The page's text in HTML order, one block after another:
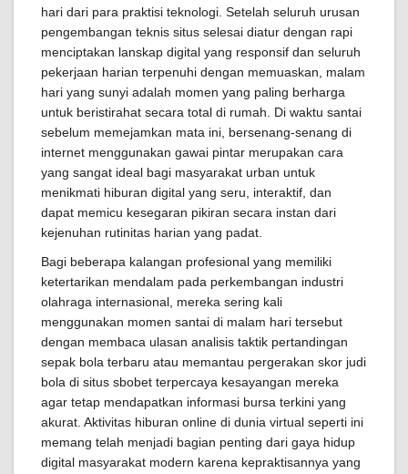
hari dari para praktisi teknologi. Setelah seluruh urusan
pengembangan teknis situs selesai diatur dengan rapi
menciptakan lanskap digital yang responsif dan seluruh
pekerjaan harian terpenuhi dengan memuaskan, malam
hari yang sunyi adalah momen yang paling berharga
untuk beristirahat secara total di rumah. Di waktu santai
sebelum memejamkan mata ini, bersenang-senang di
internet menggunakan gawai pintar merupakan cara
yang sangat ideal bagi masyarakat urban untuk
menikmati hiburan digital yang seru, interaktif, dan
dapat memicu kesegaran pikiran secara instan dari
kejenuhan rutinitas harian yang padat.
Bagi beberapa kalangan profesional yang memiliki
ketertarikan mendalam pada perkembangan industri
olahraga internasional, mereka sering kali
menggunakan momen santai di malam hari tersebut
dengan membaca ulasan analisis taktik pertandingan
sepak bola terbaru atau memantau pergerakan skor judi
bola di situs sbobet terpercaya kesayangan mereka
agar tetap mendapatkan informasi bursa terkini yang
akurat. Aktivitas hiburan online di dunia virtual seperti ini
memang telah menjadi bagian penting dari gaya hidup
digital masyarakat modern karena kepraktisannya yang